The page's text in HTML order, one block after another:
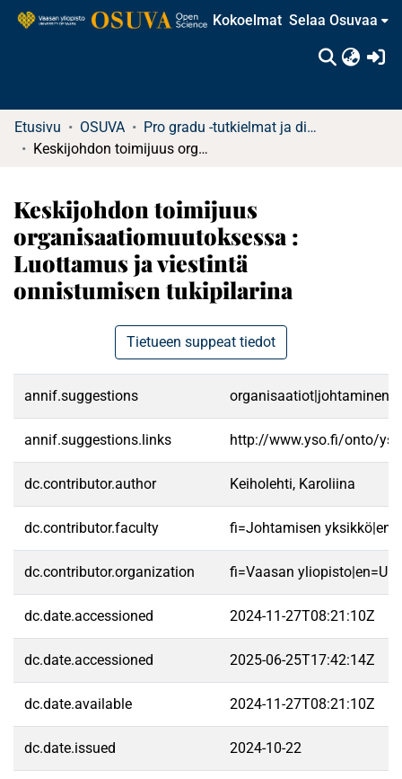
Kokoelmat Selaa Osuvaa
Etusivu OSUVA
Pro gradu -tutkielmat ja diplomityöt
Keskijohdon toimijuus organisaatiomuutoksessa : Luottamus ja viestintä onnistumisen tukipilarina
Keskijohdon toimijuus
organisaatiomuutoksessa :
Luottamus ja viestintä
onnistumisen tukipilarina
Tietueen suppeat tiedot
annif.suggestions
annif.suggestions.links http://www.yso.fi/onto/
dc.contributor.author Keiholehti, Karoliina
dc.contributor.faculty fi=Johtamisen
dc.contributor.organization fi=Vaasan
dc.date.accessioned 2024-11-27T08:21:10Z
dc.date.accessioned 2025-06-25T17:42:14Z
dc.date.available 2024-11-27T08:21:10Z
dc.date.issued 2024-10-22